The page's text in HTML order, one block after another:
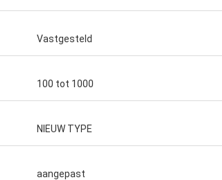
Vastgesteld
100 tot 1000
NIEUW TYPE
aangepast